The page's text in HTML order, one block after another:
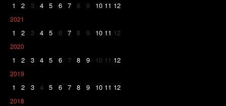
1 2 3 4 5 6 7 8 9 10 11 12
2021
1 2 3 4 5 6 7 8 9 10 11 12
2020
1 2 3 4 5 6 7 8 9 10 11 12
2019
1 2 3 4 5 6 7 8 9 10 11 12
2018